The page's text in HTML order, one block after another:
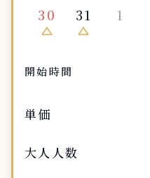
30
change_history
31
change_history
1
開始時間
単価
大人人数